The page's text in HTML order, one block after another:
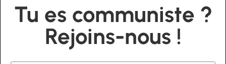
Tu es communiste ?
Rejoins-nous !